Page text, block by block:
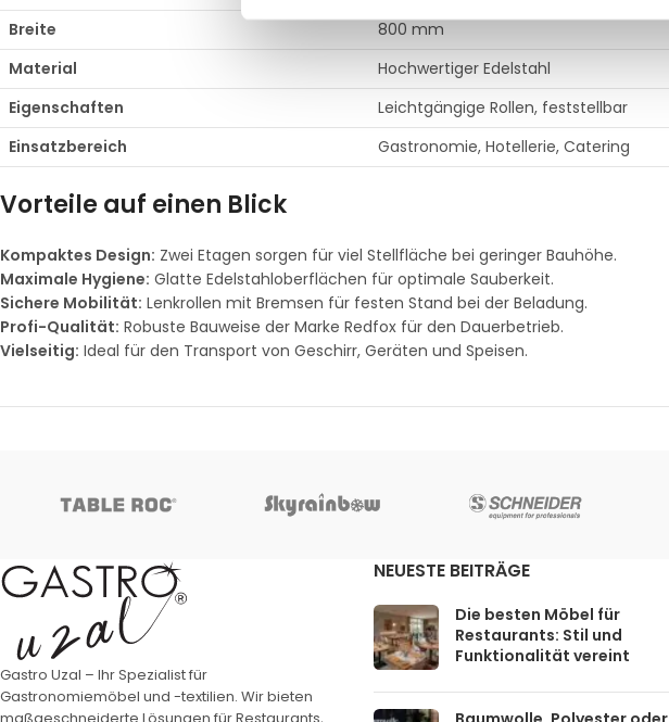
Breite
800 mm
Material
Hochwertiger Edelstahl
Eigenschaften
Leichtgängige Rollen, feststellbar
Einsatzbereich
Gastronomie, Hotellerie, Catering
Vorteile auf einen Blick
Kompaktes Design: Zwei Etagen sorgen für viel Stellfläche bei geringer Bauhöhe.
Maximale Hygiene: Glatte Edelstahloberflächen für optimale Sauberkeit.
Sichere Mobilität: Lenkrollen mit Bremsen für festen Stand bei der Beladung.
Profi-Qualität: Robuste Bauweise der Marke Redfox für den Dauerbetrieb.
Vielseitig: Ideal für den Transport von Geschirr, Geräten und Speisen.
Gastro Uzal – Ihr Spezialist für
Gastronomiemöbel und -textilien. Wir bieten
NEUESTE BEITRÄGE
Die besten Möbel für
Restaurants: Stil und
Funktionalität vereint